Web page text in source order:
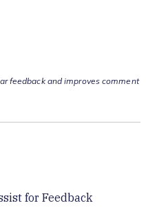
feedback and improves comment
for Feedback